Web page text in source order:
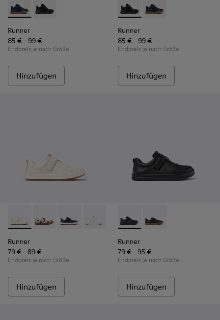
Runner - K900384-001 - Blaue Leder- und Nubuk-Sneaker
Runner - K900384-002 - Schwarze Sneaker aus
Runner
85 € - 99 €
Endpreis je nach Größe
Hinzufügen
Runner - K900384-002 -
Runner - K900384-
Runner
85 € - 99 €
Endpreis je nach Größe
Hinzufügen
Runner - K800247-030 - Weiße Ledersneaker für Kinder.
Runner - K800247-031
Runner - K800247-028
Runner - K800247-024
Runner
79 € - 89 €
Endpreis je nach Größe
Hinzufügen
Runner - K800319-001 -
Runner - K800319-
Runner
79 € - 95 €
Endpreis je nach Größe
Hinzufügen